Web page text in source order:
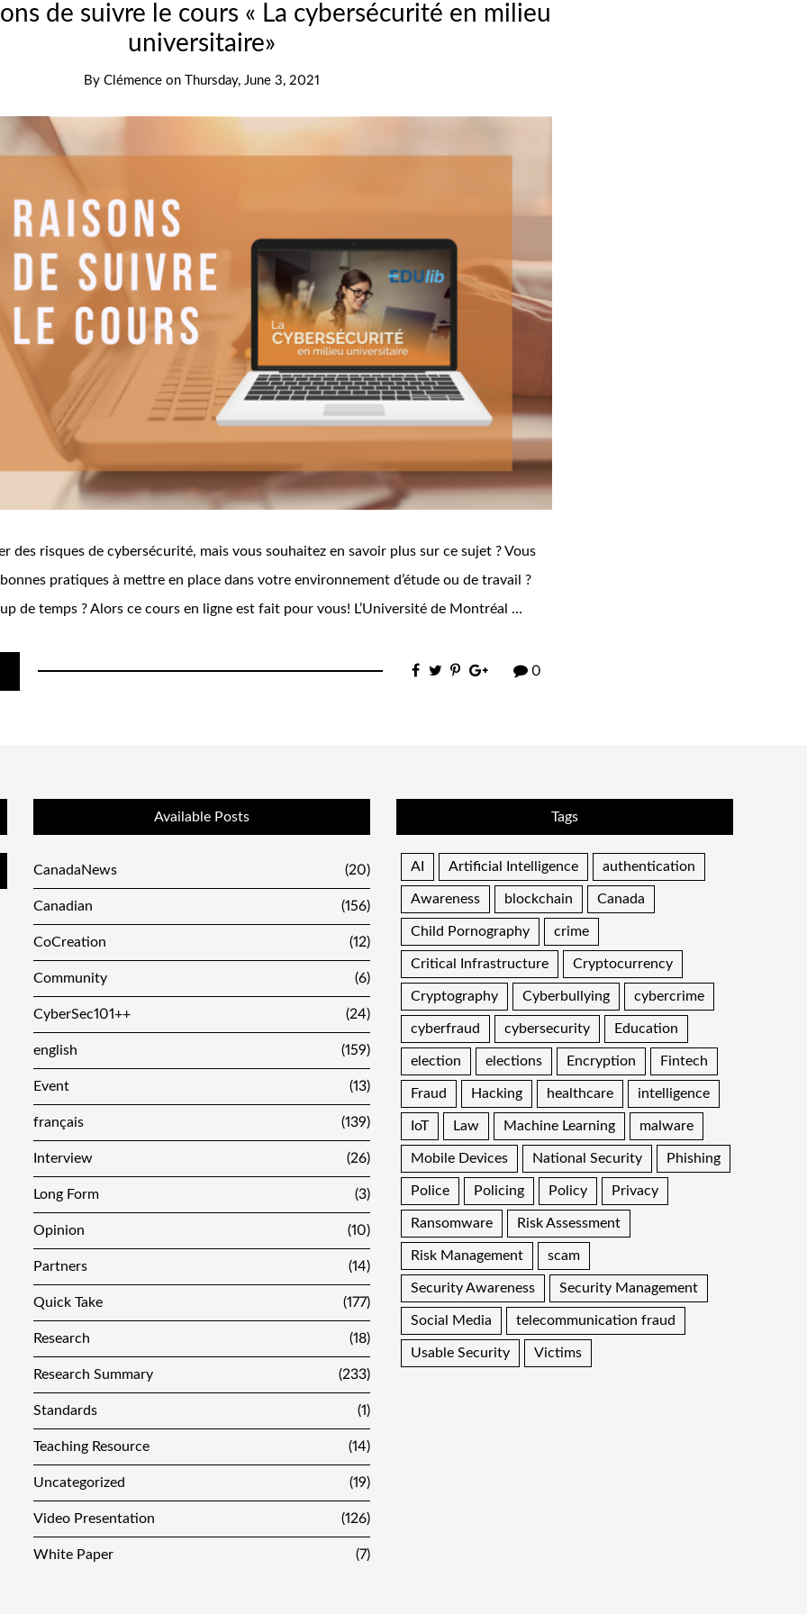
de suivre le cours « La cybersécurité en milieu
universitaire»
By Clémence on Thursday, June 3, 2021
des risques de cybersécurité, mais vous souhaitez en savoir plus sur ce sujet ? Vous
pratiques à mettre en place dans votre environnement d’étude ou de travail ?
de temps ? Alors ce cours en ligne est fait pour vous! L’Université de Montréal …
0
Available Posts
CanadaNews (20)
Canadian (156)
CoCreation (12)
Community (6)
CyberSec101++ (24)
english (159)
Event (13)
français (139)
Interview (26)
Long Form (3)
Opinion (10)
Partners (14)
Quick Take (177)
Research (18)
Research Summary (233)
Standards (1)
Teaching Resource (14)
Uncategorized (19)
Video Presentation (126)
White Paper (7)
Tags
AI Artificial Intelligence authentication
Awareness blockchain Canada
Child Pornography crime
Critical Infrastructure Cryptocurrency
Cryptography Cyberbullying cybercrime
cyberfraud cybersecurity Education
election elections Encryption Fintech
Fraud Hacking healthcare intelligence
IoT Law Machine Learning malware
Mobile Devices National Security Phishing
Police Policing Policy Privacy
Ransomware Risk Assessment
Risk Management scam
Security Awareness Security Management
Social Media telecommunication fraud
Usable Security Victims